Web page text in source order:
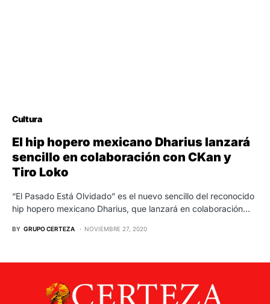
Cultura
El hip hopero mexicano Dharius lanzará
sencillo en colaboración con CKan y
Tiro Loko
“El Pasado Está Olvidado” es el nuevo sencillo del reconocido
hip hopero mexicano Dharius, que lanzará en colaboración…
BY GRUPO CERTEZA NOVIEMBRE 27, 2020